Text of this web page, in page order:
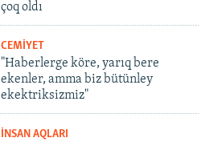
çoq oldı
CEMİYET
"Haberlerge köre, yarıq bere
ekenler, amma biz bütünley
ekektriksizmiz"
İNSAN AQLARI